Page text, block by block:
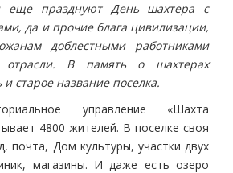
еще празднуют День шахтера с
да и прочие блага цивилизации,
доблестными работниками
отрасли. В память о шахтерах
и старое название поселка.
управление «Шахта
4800 жителей. В поселке своя
почта, Дом культуры, участки двух
магазины. И даже есть озеро